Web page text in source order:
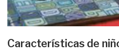
Características de